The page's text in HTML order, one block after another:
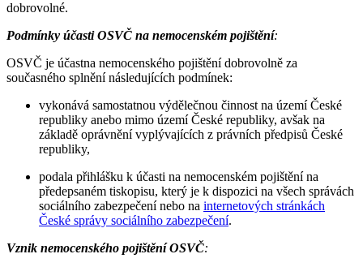
dobrovolné.
Podmínky účasti OSVČ na nemocenském pojištění:
OSVČ je účastna nemocenského pojištění dobrovolně za
současného splnění následujících podmínek:
vykonává samostatnou výdělečnou činnost na území České
republiky anebo mimo území České republiky, avšak na
základě oprávnění vyplývajících z právních předpisů České
republiky,
podala přihlášku k účasti na nemocenském pojištění na
předepsaném tiskopisu, který je k dispozici na všech správách
sociálního zabezpečení nebo na internetových stránkách
České správy sociálního zabezpečení.
Vznik nemocenského pojištění OSVČ: